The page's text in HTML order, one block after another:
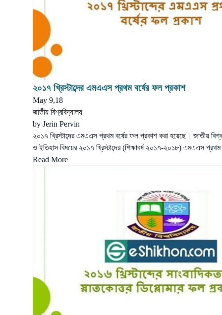
২০১৭ খ্রিস্টাব্দের এমএএস প্রথম বর্ষের ফল প্রকাশ
May 9,18
জাতীয় বিশ্ববিদ্যালয়
by Jerin Pervin
২০১৭ খ্রিস্টাব্দের এমএএস প্রথম বর্ষের ফল প্রকাশ করা হয়েছে। জাতীয়
ও ইতিহাস বিষয়ের ২০১৭ খ্রিস্টাব্দের (শিক্ষাবর্ষ ২০১৭-২০১৮) এমএএস
Read More